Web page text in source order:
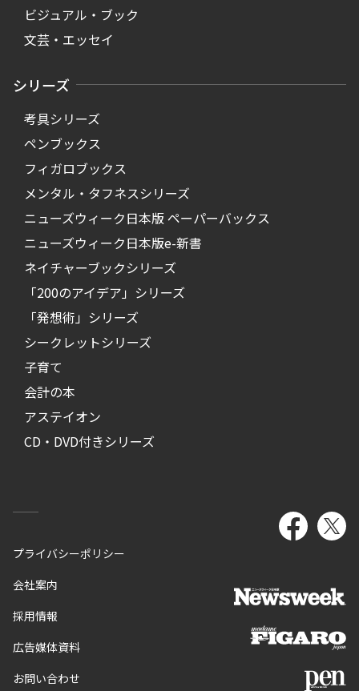
ビジュアル・ブック
文芸・エッセイ
シリーズ
考具シリーズ
ペンブックス
フィガロブックス
メンタル・タフネスシリーズ
ニューズウィーク日本版 ペーパーバックス
ニューズウィーク日本版e-新書
ネイチャーブックシリーズ
「200のアイデア」シリーズ
「発想術」シリーズ
シークレットシリーズ
子育て
会計の本
アステイオン
CD・DVD付きシリーズ
プライバシーポリシー
会社案内
採用情報
広告媒体資料
お問い合わせ